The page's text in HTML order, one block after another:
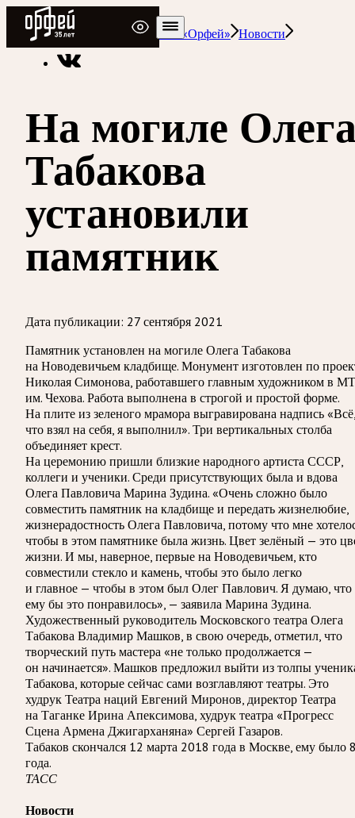
Радио Орфей
Радио классической музыки «Орфей» Новости
На могиле
Табакова
установили
памятник
Дата публикации: 27 сентября 2021
Памятник установлен на могиле Олега Табакова
на Новодевичьем кладбище. Монумент изготовлен по
Николая Симонова, работавшего главным художником в
им. Чехова. Работа выполнена в строгой и простой форме.
На плите из зеленого мрамора выгравирована надпись «Всё,
что взял на себя, я выполнил». Три вертикальных столба
объединяет крест.
На церемонию пришли близкие народного артиста СССР,
коллеги и ученики. Среди присутствующих была и вдова
Олега Павловича Марина Зудина. «Очень сложно было
совместить памятник на кладбище и передать жизнелюбие,
жизнерадостность Олега Павловича, потому что мне
чтобы в этом памятнике была жизнь. Цвет зелёный — это
жизни. И мы, наверное, первые на Новодевичьем, кто
совместили стекло и камень, чтобы это было легко
и главное — чтобы в этом был Олег Павлович. Я думаю, что
ему бы это понравилось», — заявила Марина Зудина.
Художественный руководитель Московского театра Олега
Табакова Владимир Машков, в свою очередь, отметил, что
творческий путь мастера «не только продолжается —
он начинается». Машков предложил выйти из толпы
Табакова, которые сейчас сами возглавляют театры. Это
худрук Театра наций Евгений Миронов, директор Театра
на Таганке Ирина Апексимова, худрук театра «Прогресс
Сцена Армена Джигарханяна» Сергей Газаров.
Табаков скончался 12 марта 2018 года в Москве, ему было
года.
ТАСС
Новости